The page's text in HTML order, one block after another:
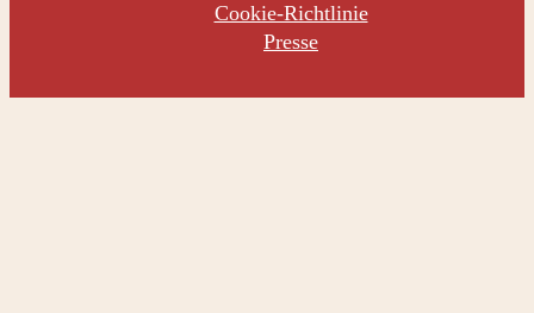
Cookie-Richtlinie
Presse